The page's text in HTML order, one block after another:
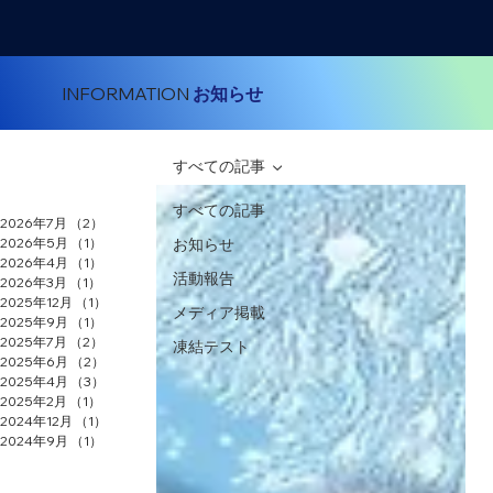
​INFORMATION お知らせ
すべての記事
お知らせ
活動報告
メディア掲載
凍結テスト
すべての記事
2026年7月 （2）
2件の記事
2026年5月
（1）
1件の記事
2026年4月
（1）
2026年3月
（1）
2025年12月
（1）
1件の記事
2025年9月
（1）
1件の記事
2025年7月
（2）
2件の記事
2025年6月
（2）
2件の記事
2025年4月
（3）
2025年2月
（1）
2024年12月
（1）
2024年9月
（1）